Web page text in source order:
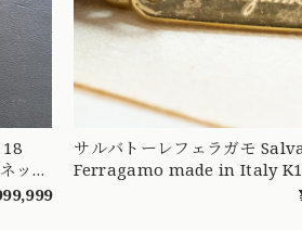
ック
サルバトーレフェラガモ
Ferragamo made in Italy